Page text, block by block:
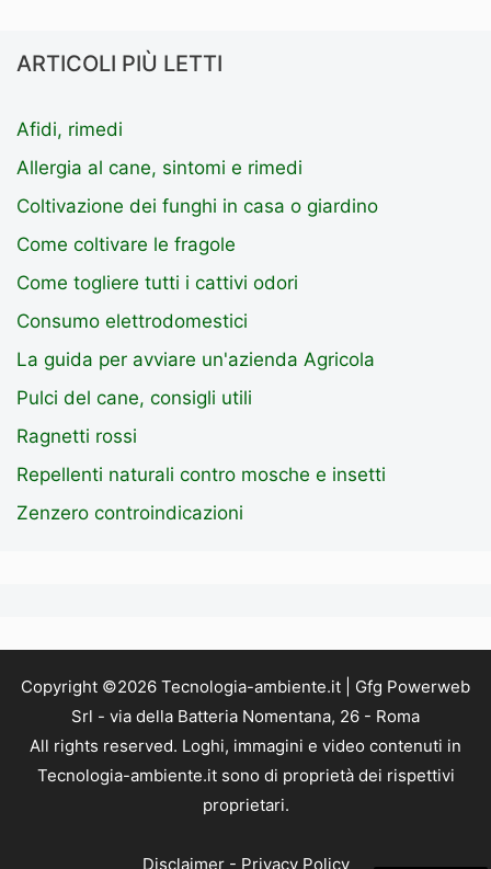
ARTICOLI PIÙ LETTI
Afidi, rimedi
Allergia al cane, sintomi e rimedi
Coltivazione dei funghi in casa o giardino
Come coltivare le fragole
Come togliere tutti i cattivi odori
Consumo elettrodomestici
La guida per avviare un'azienda Agricola
Pulci del cane, consigli utili
Ragnetti rossi
Repellenti naturali contro mosche e insetti
Zenzero controindicazioni
Copyright ©2026 Tecnologia-ambiente.it | Gfg Powerweb
Srl - via della Batteria Nomentana, 26 - Roma
All rights reserved. Loghi, immagini e video contenuti in
Tecnologia-ambiente.it sono di proprietà dei rispettivi
proprietari.
Disclaimer- Privacy Policy